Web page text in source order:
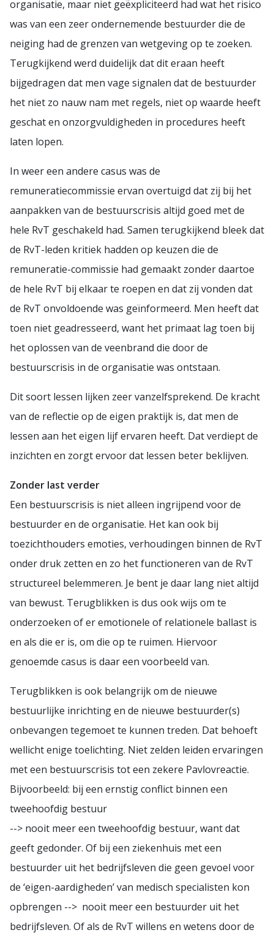
organisatie, maar niet geëxpliciteerd had wat het risico
was van een zeer ondernemende bestuurder die de
neiging had de grenzen van wetgeving op te zoeken.
Terugkijkend werd duidelijk dat dit eraan heeft
bijgedragen dat men vage signalen dat de bestuurder
het niet zo nauw nam met regels, niet op waarde heeft
geschat en onzorgvuldigheden in procedures heeft
laten lopen.
In weer een andere casus was de
remuneratiecommissie ervan overtuigd dat zij bij het
aanpakken van de bestuurscrisis altijd goed met de
hele RvT geschakeld had. Samen terugkijkend bleek dat
de RvT-leden kritiek hadden op keuzen die de
remuneratie-commissie had gemaakt zonder daartoe
de hele RvT bij elkaar te roepen en dat zij vonden dat
de RvT onvoldoende was geïnformeerd. Men heeft dat
toen niet geadresseerd, want het primaat lag toen bij
het oplossen van de veenbrand die door de
bestuurscrisis in de organisatie was ontstaan.
Dit soort lessen lijken zeer vanzelfsprekend. De kracht
van de reflectie op de eigen praktijk is, dat men de
lessen aan het eigen lijf ervaren heeft. Dat verdiept de
inzichten en zorgt ervoor dat lessen beter beklijven.
Zonder last verder
Een bestuurscrisis is niet alleen ingrijpend voor de
bestuurder en de organisatie. Het kan ook bij
toezichthouders emoties, verhoudingen binnen de RvT
onder druk zetten en zo het functioneren van de RvT
structureel belemmeren. Je bent je daar lang niet altijd
van bewust. Terugblikken is dus ook wijs om te
onderzoeken of er emotionele of relationele ballast is
en als die er is, om die op te ruimen. Hiervoor
genoemde casus is daar een voorbeeld van.
Terugblikken is ook belangrijk om de nieuwe
bestuurlijke inrichting en de nieuwe bestuurder(s)
onbevangen tegemoet te kunnen treden. Dat behoeft
wellicht enige toelichting. Niet zelden leiden ervaringen
met een bestuurscrisis tot een zekere Pavlovreactie.
Bijvoorbeeld: bij een ernstig conflict binnen een
tweehoofdig bestuur
--> nooit meer een tweehoofdig bestuur, want dat
geeft gedonder. Of bij een ziekenhuis met een
bestuurder uit het bedrijfsleven die geen gevoel voor
de ‘eigen-aardigheden’ van medisch specialisten kon
opbrengen --> nooit meer een bestuurder uit het
bedrijfsleven. Of als de RvT willens en wetens door de